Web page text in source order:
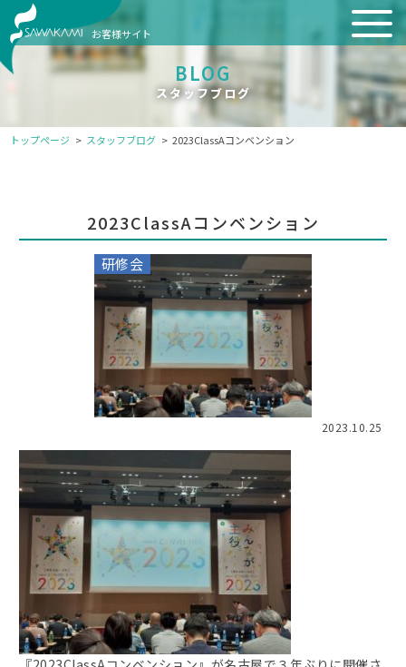
お客様サイト
BLOG
スタッフブログ
トップページ スタッフブログ 2023ClassAコンベンション
2023ClassAコンベンション
研修会
2023.10.25